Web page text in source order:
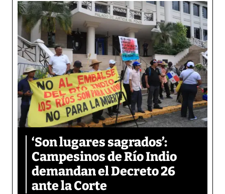
‘Son lugares sagrados’:
Campesinos de Río Indio
demandan el Decreto 26
ante la Corte